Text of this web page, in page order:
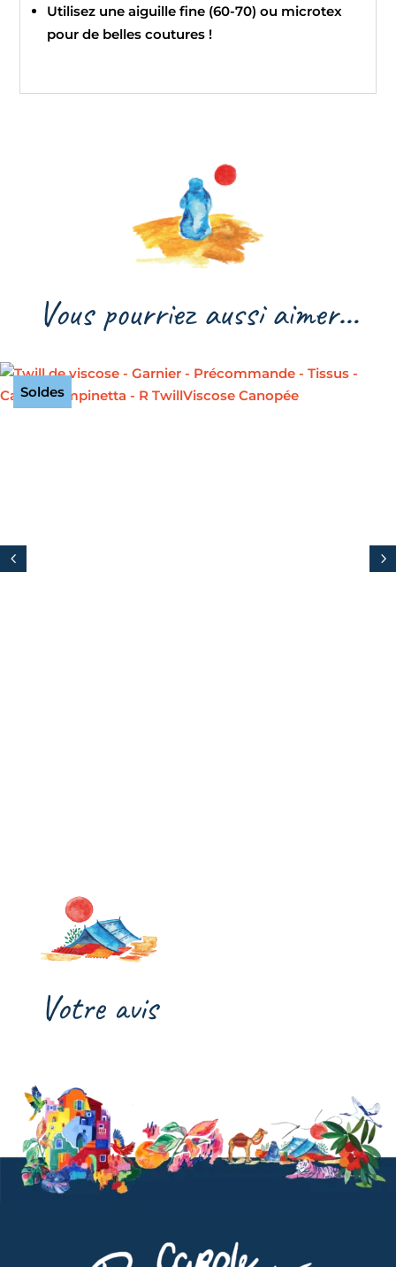
Utilisez une aiguille fine (60-70) ou microtex
pour de belles coutures !
Vous pourriez aussi aimer…
Soldes
4 5
Votre avis